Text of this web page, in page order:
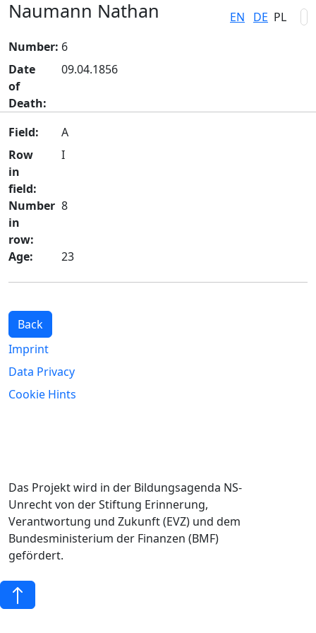
EN DE PL
Naumann Nathan
Number: 6
Date
of
Death:
09.04.1856
Field:
A
Row
in
field:
I
Number
in
row:
8
Age: 23
Back
Imprint
Data Privacy
Cookie Hints
Das Projekt wird in der Bildungsagenda NS-
Unrecht von der Stiftung Erinnerung,
Verantwortung und Zukunft (EVZ) und dem
Bundesministerium der Finanzen (BMF)
gefördert.